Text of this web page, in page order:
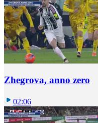
Zhegrova, anno zero
02:06